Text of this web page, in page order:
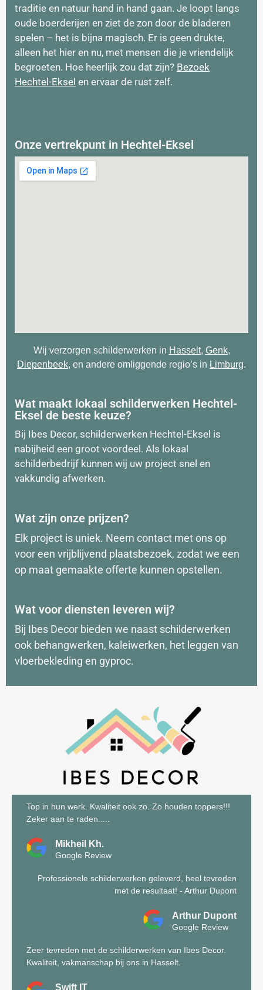
traditie en natuur hand in hand gaan. Je loopt langs
oude boerderijen en ziet de zon door de bladeren
spelen – het is bijna magisch. Er is geen drukte,
alleen het hier en nu, met mensen die je vriendelijk
begroeten. Hoe heerlijk zou dat zijn? Bezoek
Hechtel-Eksel en ervaar de rust zelf.
Onze vertrekpunt in Hechtel-Eksel
Wij verzorgen schilderwerken in Hasselt, Genk,
Diepenbeek, en andere omliggende regio’s in Limburg.
Wat maakt lokaal schilderwerken Hechtel-
Eksel de beste keuze?
Bij Ibes Decor, schilderwerken Hechtel-Eksel is
nabijheid een groot voordeel. Als lokaal
schilderbedrijf kunnen wij uw project snel en
vakkundig afwerken.
Wat zijn onze prijzen?
Elk project is uniek. Neem contact met ons op
voor een vrijblijvend plaatsbezoek, zodat we een
op maat gemaakte offerte kunnen opstellen.
Wat voor diensten leveren wij?
Bij Ibes Decor bieden we naast schilderwerken
ook behangwerken, kaleiwerken, het leggen van
vloerbekleding en gyproc.
Top in hun werk. Kwaliteit ook zo. Zo houden toppers!!!
Zeker aan te raden.....
Mikheil Kh.
Google Review
Professionele schilderwerken geleverd, heel tevreden
met de resultaat! - Arthur Dupont
Arthur Dupont
Google Review
Zeer tevreden met de schilderwerken van Ibes Decor.
Kwaliteit, vakmanschap bij ons in Hasselt.
Swift IT